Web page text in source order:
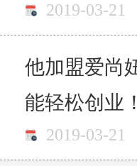
节？2019-03-21
他加盟爱尚
能轻松创业！
2019-03-21